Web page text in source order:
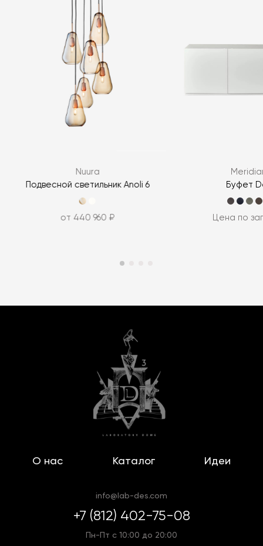
Nuura
Подвесной светильник Anoli 6
от 440 960 ₽
Буфет
Цена по
О нас Каталог Идеи
info@lab-des.com
+7 (812) 402-75-08
Пн-Пт с 10:00 до 20:00